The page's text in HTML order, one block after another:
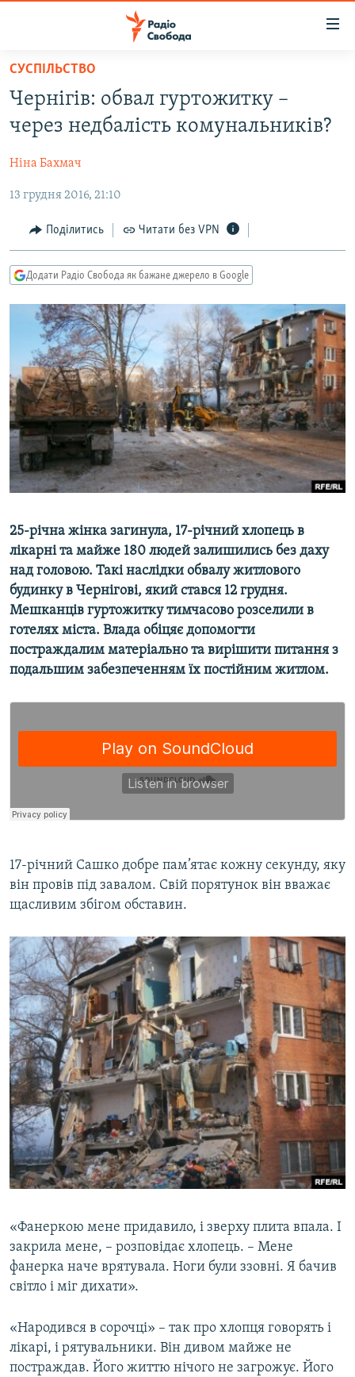
Перейти
основного
матеріалу
Перейти
до
навігації
Перейти
пошуку
РАДІО СВОБОДА – 70 РОКІВ
ВСЕ ЗА ДОБУ
СТАТТІ
ПОЛІТИКА
ЕКОНОМІКА
СУСПІЛЬСТВО
СПОРТ
УКРАЇНА
СВІТ
ВІЙНА
РОСІЙСЬКА «ФІЛЬТРАЦІЯ»
ДОНБАС.РЕАЛІЇ
КРИМ.РЕАЛІЇ
ТИ ЯК?
СХЕМИ
КИТАЙ.ВИКЛИКИ
МУЛЬТИМЕДІА
ФОТО
СПЕЦПРОЄКТИ
ПОДКАСТИ
УКР
КТАТ
ДОЛУЧАЙСЯ!
СУСПІЛЬСТВО
​Чернігів: обвал гуртожитку –
через недбалість комунальників?
Ніна Бахмач
13 грудня 2016, 21:10
Поділитись Читати без VPN
Додати Радіо Свобода як бажане джерело в Google
25-річна жінка загинула, 17-річний хлопець в
лікарні та майже 180 людей залишились без даху
над головою. Такі наслідки обвалу житлового
будинку в Чернігові, який стався 12 грудня.
Мешканців гуртожитку тимчасово розселили в
готелях міста. Влада обіцяє допомогти
постраждалим матеріально та вирішити питання з
подальшим забезпеченням їх постійним житлом.
​17-річний Сашко добре пам’ятає кожну секунду, яку
він провів під завалом. Свій порятунок він вважає
щасливим збігом обставин.
«Фанеркою мене придавило, і зверху плита впала. І
закрила мене, – розповідає хлопець. – Мене
фанерка наче врятувала. Ноги були ззовні. Я бачив
світло і міг дихати».
«Народився в сорочці» – так про хлопця говорять і
лікарі, і рятувальники. Він дивом майже не
постраждав. Його життю нічого не загрожує. Його